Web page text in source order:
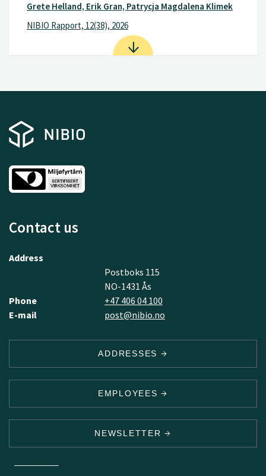
Grete Helland, Erik Gran, Patrycja Magdalena Klimek
NIBIO Rapport, 12(38), 2026
Contact us
Address
Postboks 115
NO-1431 Ås
Phone
+47 406 04 100
E-mail
post@nibio.no
ADDRESSES
EMPLOYEES
NEWSLETTER